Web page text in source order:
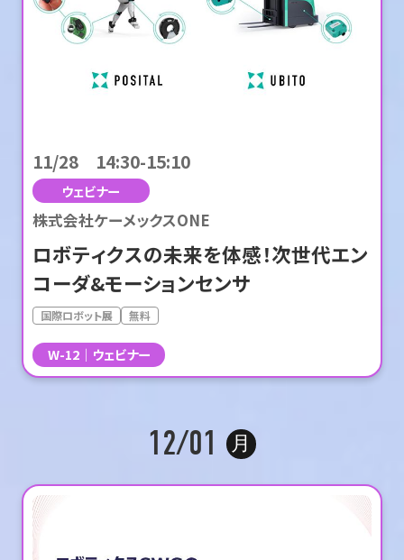
W-12 ウェビナー
11/28 14:30-15:10
ウェビナー
株式会社ケーメックスONE
ロボティクスの未来を体感！次世代エン
コーダ&モーションセンサ
国際ロボット展 無料
12/01 月